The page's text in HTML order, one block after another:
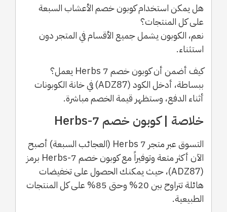
هل يمكن استخدام كوبون خصم الأعشاب السبعة
على كل المنتجات؟
نعم، الكوبون يشمل جميع الأقسام في المتجر دون
استثناء.
كيف أضمن أن كوبون خصم 7 Herbs يعمل؟
ببساطة، أدخل الكود (ADZ87) في خانة الكوبونات
أثناء الدفع، وستظهر قيمة الخصم مباشرة.
خلاصة | كوبون خصم 7-Herbs
التسوق عبر متجر 7 Herbs (العجائب السبعة) أصبح
الآن أكثر متعة وتوفيراً مع كوبون خصم 7-Herbs برمز
(ADZ87)، حيث يمكنك الحصول على تخفيضات
هائلة تتراوح بين 20% وحتى 85% على كل المنتجات
الطبيعية.